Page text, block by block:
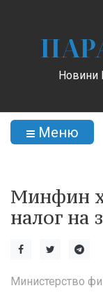
Новини
Меню
Минфин
налог на
Министерство